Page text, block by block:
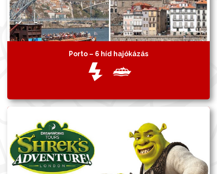
Porto – 6 híd hajókázás